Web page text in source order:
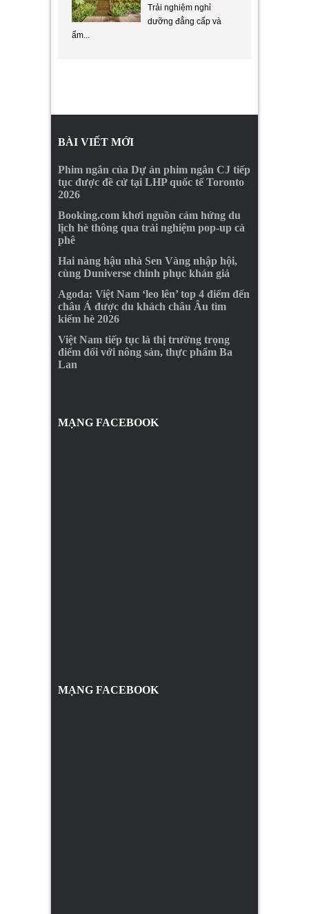
Trải nghiệm nghỉ
dưỡng đẳng cấp và
ẩm...
BÀI VIẾT MỚI
Phim ngắn của Dự án phim ngắn CJ tiếp
tục được đề cử tại LHP quốc tế Toronto
2026
Booking.com khơi nguồn cảm hứng du
lịch hè thông qua trải nghiệm pop-up cà
phê
Hai nàng hậu nhà Sen Vàng nhập hội,
cùng Duniverse chinh phục khán giả
Agoda: Việt Nam ‘leo lên’ top 4 điểm đến
châu Á được du khách châu Âu tìm
kiếm hè 2026
Việt Nam tiếp tục là thị trường trọng
điểm đối với nông sản, thực phẩm Ba
Lan
MẠNG FACEBOOK
MẠNG FACEBOOK